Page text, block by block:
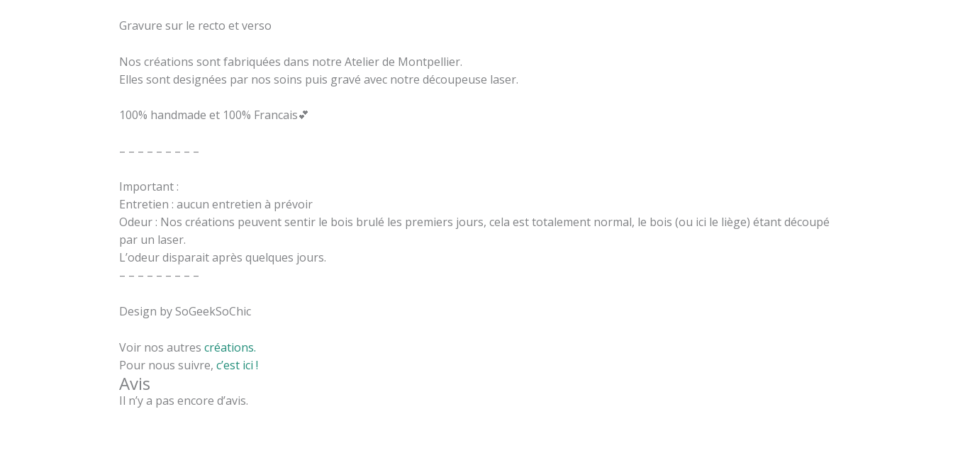
Gravure sur le recto et verso
Nos créations sont fabriquées dans notre Atelier de Montpellier.
Elles sont designées par nos soins puis gravé avec notre découpeuse laser.
100% handmade et 100% Francais💕
– – – – – – – – –
Important :
Entretien : aucun entretien à prévoir
Odeur : Nos créations peuvent sentir le bois brulé les premiers jours, cela est totalement normal, le bois (ou ici le liège) étant découpé
par un laser.
L’odeur disparait après quelques jours.
– – – – – – – – –
Design by SoGeekSoChic
Voir nos autres créations.
Pour nous suivre, c’est ici !
Avis
Il n’y a pas encore d’avis.